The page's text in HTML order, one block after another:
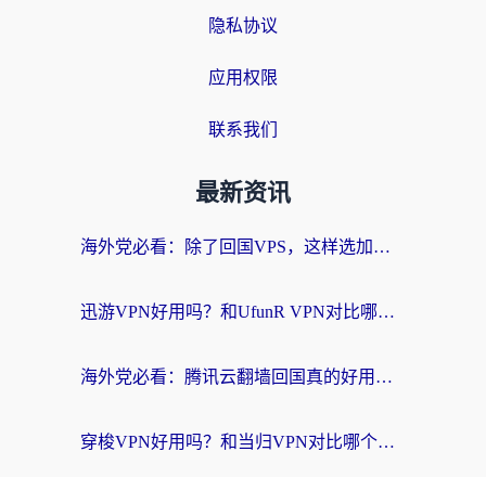
隐私协议
应用权限
联系我们
最新资讯
海外党必看：除了回国VPS，这样选加速器也能无缝刷国内资源？
迅游VPN好用吗？和UfunR VPN对比哪个回国效果更好？海外党亲测避坑指南
海外党必看：腾讯云翻墙回国真的好用吗？+ 3步选对回国加速器指南
穿梭VPN好用吗？和当归VPN对比哪个回国效果更好？海外党亲测实用指南